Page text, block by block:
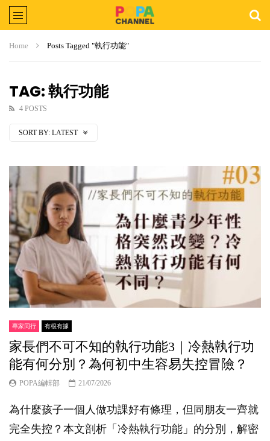
Home Posts Tagged "執行功能"
TAG: 執行功能
4 POSTS
SORT BY: LATEST
專家同行 有根有據
家長們不可不知的執行功能3｜冷熱執行功
能有何分別？為何初中生容易失控冒險？
POPA編輯部 21/07/2026
為什麼孩子一個人做功課好有條理，但同朋友一齊就
完全失控？本文剖析「冷熱執行功能」的分別，解密